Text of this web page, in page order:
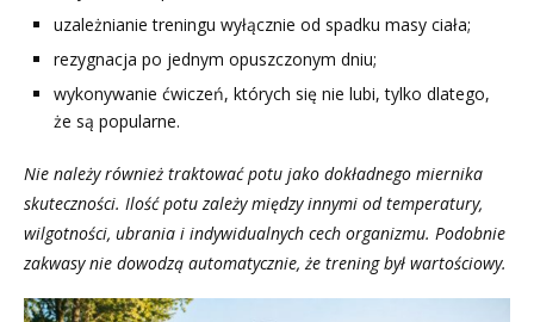
uzależnianie treningu wyłącznie od spadku masy ciała;
rezygnacja po jednym opuszczonym dniu;
wykonywanie ćwiczeń, których się nie lubi, tylko dlatego,
że są popularne.
Nie należy również traktować potu jako dokładnego miernika
skuteczności. Ilość potu zależy między innymi od temperatury,
wilgotności, ubrania i indywidualnych cech organizmu. Podobnie
zakwasy nie dowodzą automatycznie, że trening był wartościowy.